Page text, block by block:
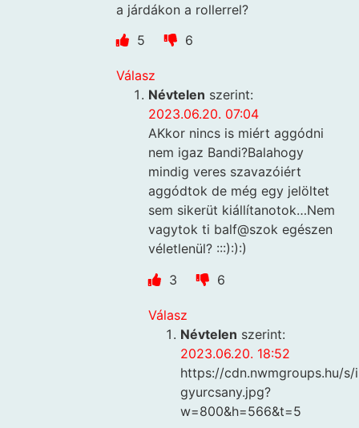
a járdákon a rollerrel?
5
6
Válasz
Névtelen szerint:
2023.06.20. 07:04
AKkor nincs is miért aggódni
nem igaz Bandi?Balahogy
mindig veres szavazóiért
aggódtok de még egy jelöltet
sem sikerüt kiállítanotok…Nem
vagytok ti balf@szok egészen
véletlenül? :::):):)
3
6
Válasz
Névtelen szerint:
2023.06.20. 18:52
https://cdn.nwmgroups.hu/
gyurcsany.jpg?
w=800&h=566&t=5